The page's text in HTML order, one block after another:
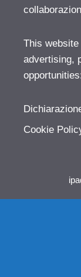
This
advertising,
Cookie